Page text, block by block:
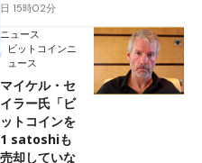
日 15時02分
ニュース
ビットコインニ
ュース
マイケル・セ
イラー氏「ビ
ットコインを
1 satoshiも
売却していな